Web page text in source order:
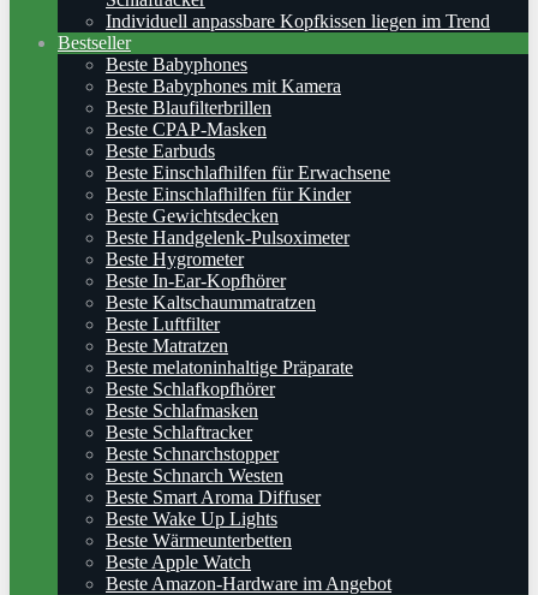
Individuell anpassbare Kopfkissen liegen im Trend
Bestseller
Beste Babyphones
Beste Babyphones mit Kamera
Beste Blaufilterbrillen
Beste CPAP-Masken
Beste Earbuds
Beste Einschlafhilfen für Erwachsene
Beste Einschlafhilfen für Kinder
Beste Gewichtsdecken
Beste Handgelenk-Pulsoximeter
Beste Hygrometer
Beste In-Ear-Kopfhörer
Beste Kaltschaummatratzen
Beste Luftfilter
Beste Matratzen
Beste melatoninhaltige Präparate
Beste Schlafkopfhörer
Beste Schlafmasken
Beste Schlaftracker
Beste Schnarchstopper
Beste Schnarch Westen
Beste Smart Aroma Diffuser
Beste Wake Up Lights
Beste Wärmeunterbetten
Beste Apple Watch
Beste Amazon-Hardware im Angebot